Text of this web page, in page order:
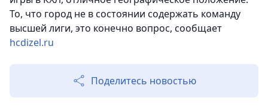
То, что город не в состоянии содержать команду
высшей лиги, это конечно вопрос, сообщает
hcdizel.ru
Поделитесь новостью